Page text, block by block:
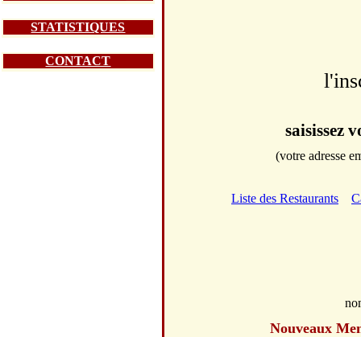
STATISTIQUES
CONTACT
saisissez
(votre adresse
Liste des Restaurants
Nouveaux